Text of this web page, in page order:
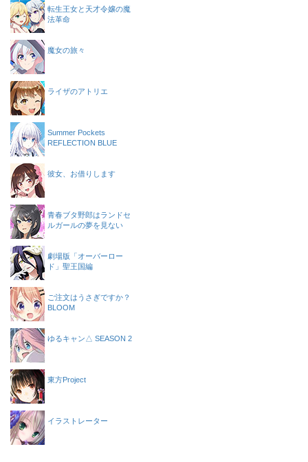
転生王女と天才令嬢の魔
法革命
魔女の旅々
ライザのアトリエ
Summer Pockets
REFLECTION BLUE
彼女、お借りします
青春ブタ野郎はランドセ
ルガールの夢を見ない
劇場版「オーバーロー
ド」聖王国編
ご注文はうさぎですか？
BLOOM
ゆるキャン△ SEASON 2
東方Project
イラストレーター